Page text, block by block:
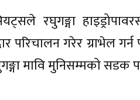
रघुगङ्गा
गरेर ग्राभेल गर्न
मावि मुनिसम्मको सडक